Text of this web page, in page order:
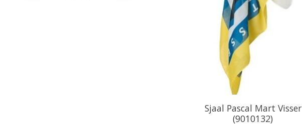
Sjaal Pascal Mart Visser
(9010132)